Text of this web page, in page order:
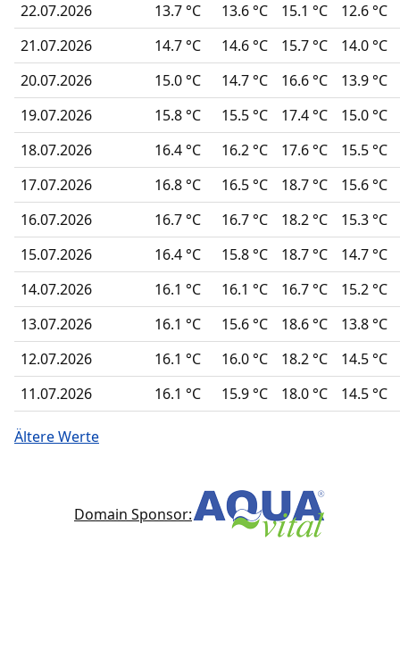
22.07.2026
13.7 °C 13.6 °C 15.1 °C
12.6 °C
21.07.2026
14.7 °C 14.6 °C 15.7 °C
14.0 °C
20.07.2026
15.0 °C 14.7 °C 16.6 °C
13.9 °C
19.07.2026
15.8 °C 15.5 °C 17.4 °C
15.0 °C
18.07.2026
16.4 °C 16.2 °C 17.6 °C
15.5 °C
17.07.2026
16.8 °C 16.5 °C 18.7 °C
15.6 °C
16.07.2026
16.7 °C 16.7 °C 18.2 °C
15.3 °C
15.07.2026
16.4 °C 15.8 °C 18.7 °C
14.7 °C
14.07.2026
16.1 °C 16.1 °C 16.7 °C
15.2 °C
13.07.2026
16.1 °C 15.6 °C 18.6 °C
13.8 °C
12.07.2026
16.1 °C 16.0 °C 18.2 °C
14.5 °C
11.07.2026
16.1 °C 15.9 °C 18.0 °C 14.5 °C
Ältere Werte
Domain Sponsor: